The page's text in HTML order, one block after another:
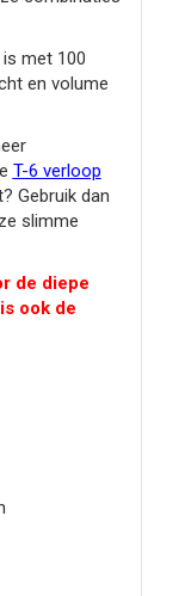
met 100
en volume
T-6 verloop
Gebruik dan
slimme
de diepe
ook de